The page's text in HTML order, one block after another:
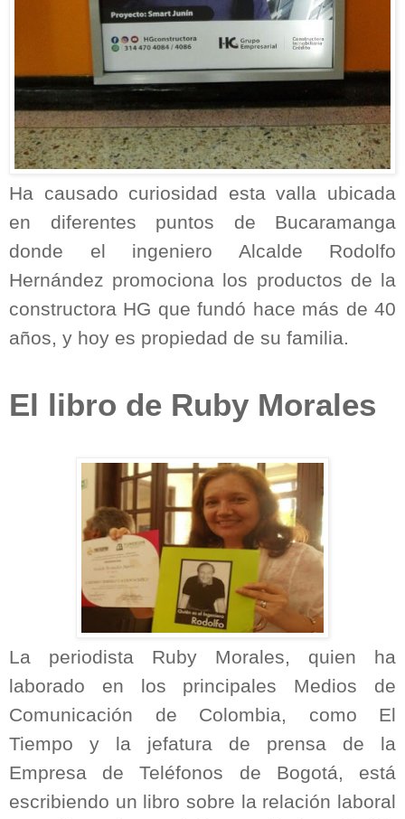
Ha causado curiosidad esta valla ubicada
en diferentes puntos de Bucaramanga
donde el ingeniero Alcalde Rodolfo
Hernández promociona los productos de la
constructora HG que fundó hace más de 40
años, y hoy es propiedad de su familia.
El libro de Ruby Morales
La periodista Ruby Morales, quien ha
laborado en los principales Medios de
Comunicación de Colombia, como El
Tiempo y la jefatura de prensa de la
Empresa de Teléfonos de Bogotá, está
escribiendo un libro sobre la relación laboral